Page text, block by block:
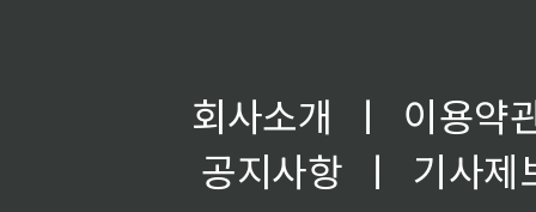
회사소개 ㅣ
이용약
공지사항
ㅣ
기사제